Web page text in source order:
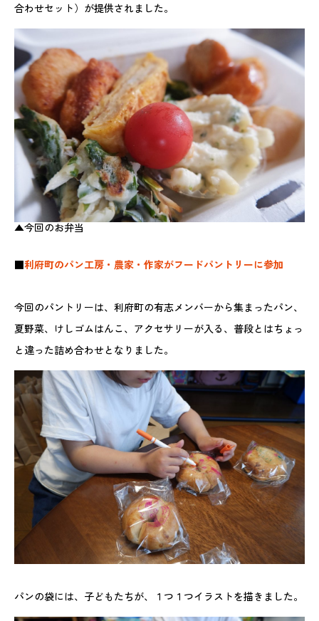
合わせセット）が提供されました。
▲今回のお弁当
■利府町のパン工房・農家・作家がフードパントリーに参加
今回のパントリーは、利府町の有志メンバーから集まったパン、
夏野菜、けしゴムはんこ、アクセサリーが入る、普段とはちょっ
と違った詰め合わせとなりました。
パンの袋には、子どもたちが、１つ１つイラストを描きました。